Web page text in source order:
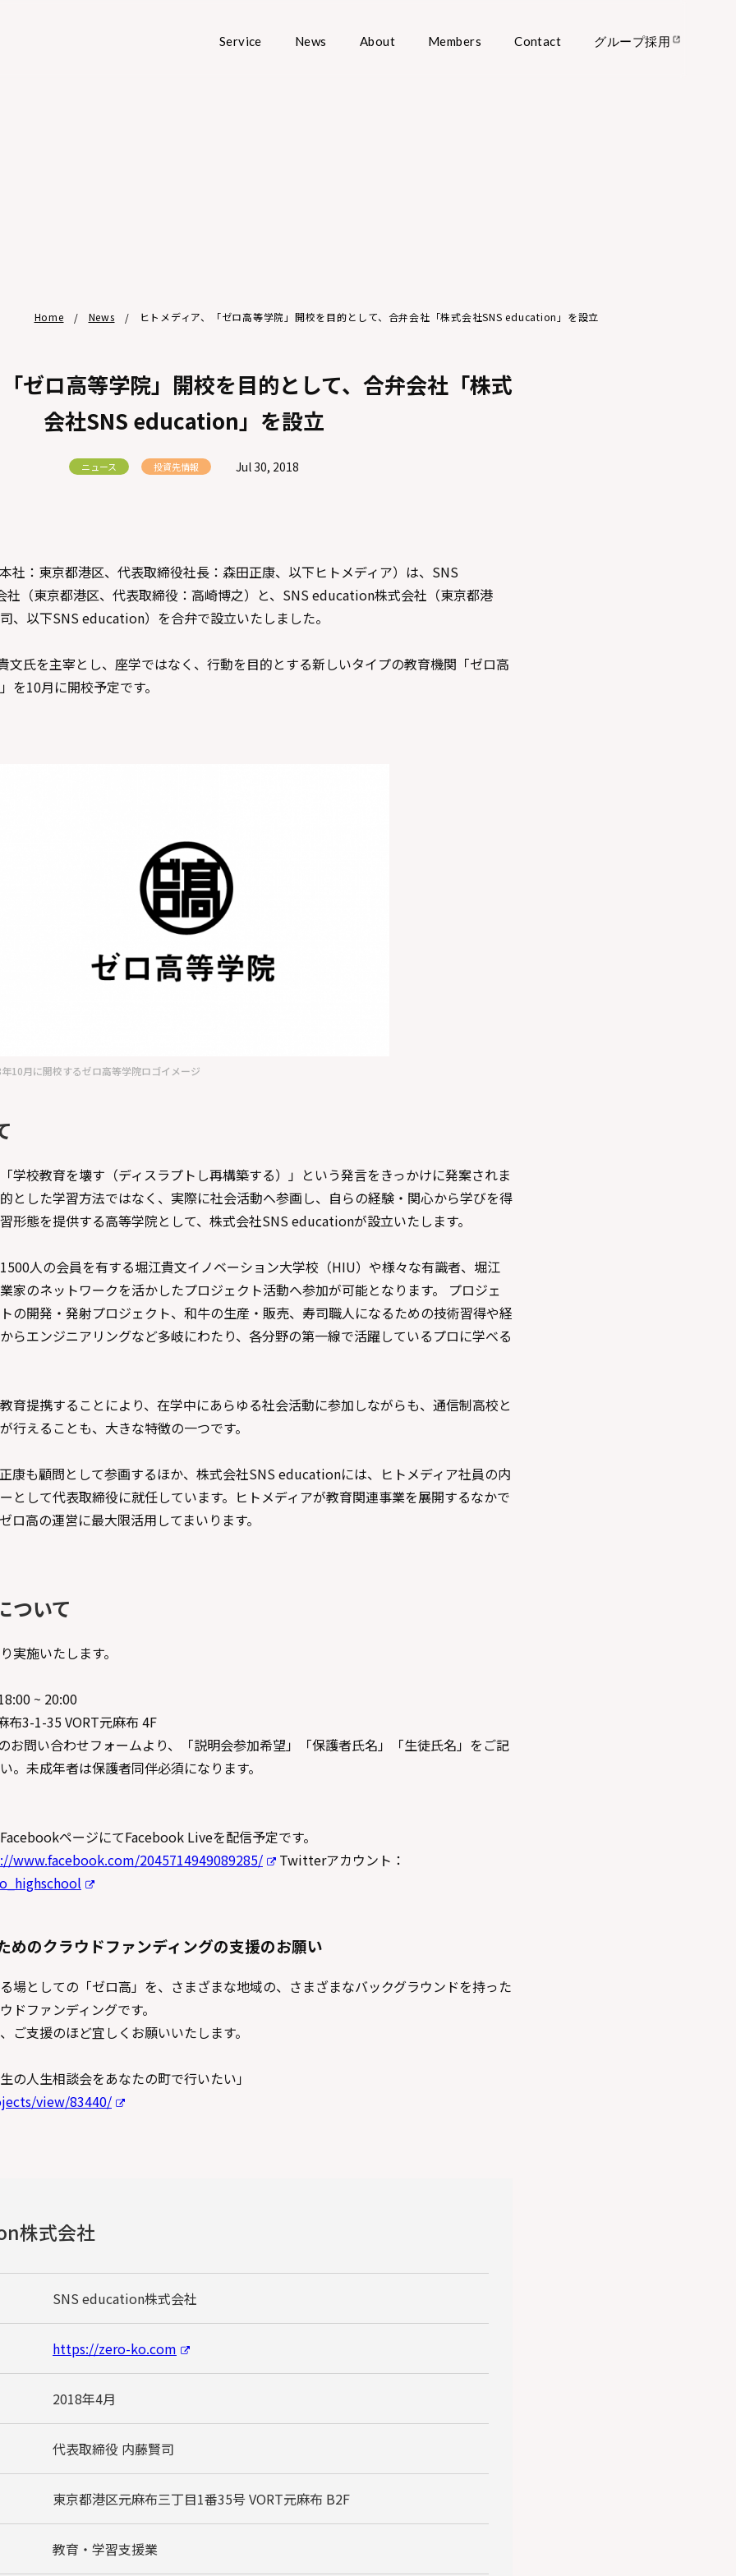
Service News About Members Contact グループ採用
Home News ヒトメディア、「ゼロ高等学院」開校を目的として、合弁会社「株式会社SNS education」を設立
ゼロ高等学院」開校を目的として、合弁会社「株式
会社SNS education」を設立
ニュース 投資先情報 Jul 30, 2018
社：東京都港区、代表取締役社長：森田正康、以下ヒトメディア）は、SNS
（東京都港区、代表取締役：高崎博之）と、SNS education株式会社（東京都港
、以下SNS education）を合弁で設立いたしました。
氏を主宰とし、座学ではなく、行動を目的とする新しいタイプの教育機関「ゼロ高
を10月に開校予定です。
10月に開校するゼロ高等学院ロゴイメージ
学校教育を壊す（ディスラプトし再構築する）」という発言をきっかけに発案されま
とした学習方法ではなく、実際に社会活動へ参画し、自らの経験・関心から学びを得
形態を提供する高等学院として、株式会社SNS educationが設立いたします。
人の会員を有する堀江貴文イノベーション大学校（HIU）や様々な有識者、堀江
家のネットワークを活かしたプロジェクト活動へ参加が可能となります。 プロジェ
の開発・発射プロジェクト、和牛の生産・販売、寿司職人になるための技術習得や経
らエンジニアリングなど多岐にわたり、各分野の第一線で活躍しているプロに学べる
育提携することにより、在学中にあらゆる社会活動に参加しながらも、通信制高校と
行えることも、大きな特徴の一つです。
康も顧問として参画するほか、株式会社SNS educationには、ヒトメディア社員の内
として代表取締役に就任しています。ヒトメディアが教育関連事業を展開するなかで
ロ高の運営に最大限活用してまいります。
ついて
実施いたします。
~ 20:00
布3-1-35 VORT元麻布 4F
お問い合わせフォームより、「説明会参加希望」「保護者氏名」「生徒氏名」をご記
。未成年者は保護者同伴必須になります。
ページにてFacebook Liveを配信予定です。
www.facebook.com/2045714949089285/
Twitterアカウント：
めのクラウドファンディングの支援のお願い
場としての「ゼロ高」を、さまざまな地域の、さまざまなバックグラウンドを持った
ドファンディングです。
ご支援のほど宜しくお願いいたします。
の人生相談会をあなたの町で行いたい」
view/83440/
株式会社
SNS education株式会社
https://zero-ko.com
2018年4月
代表取締役 内藤賢司
東京都港区元麻布三丁目1番35号 VORT元麻布 B2F
教育・学習支援業